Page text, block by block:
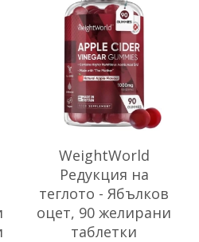
WeightWorld
Редукция на
теглото - Ябълков
оцет, 90 желирани
таблетки